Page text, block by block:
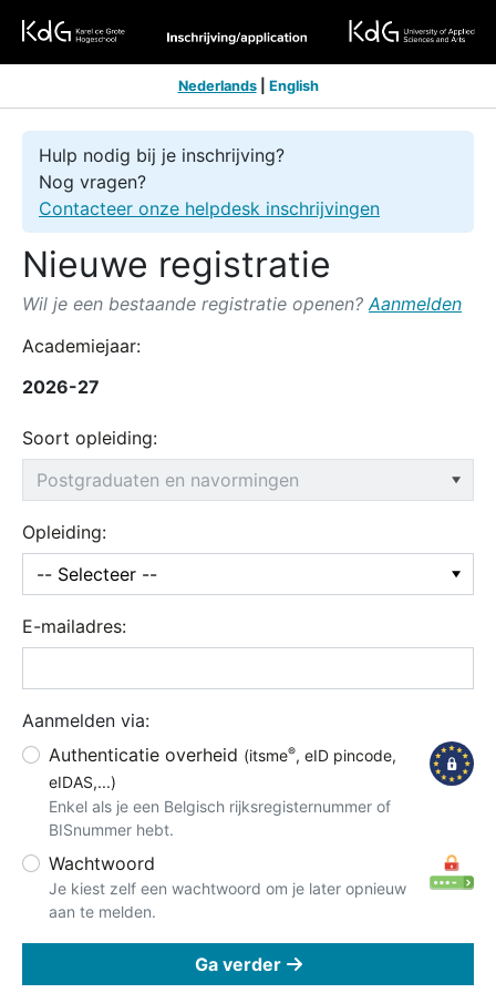
Nederlands English
Hulp nodig bij je inschrijving?
Nog vragen?
Contacteer onze helpdesk inschrijvingen
Nieuwe registratie
Wil je een bestaande registratie openen?Aanmelden
Academiejaar:
2026-27
Soort opleiding:
Opleiding:
E-mailadres:
Aanmelden via:
Authenticatie overheid (itsme®, eID pincode,
eIDAS,...)
Enkel als je een Belgisch rijksregisternummer of
BISnummer hebt.
Wachtwoord
Je kiest zelf een wachtwoord om je later opnieuw
aan te melden.
Ga verder